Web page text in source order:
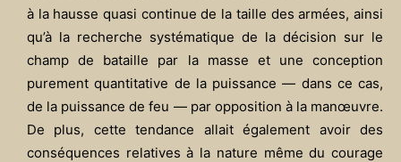
à la hausse quasi continue de la taille des armées, ainsi
qu’à la recherche systématique de la décision sur le
champ de bataille par la masse et une conception
purement quantitative de la puissance — dans ce cas,
de la puissance de feu — par opposition à la manœuvre.
De plus, cette tendance allait également avoir des
conséquences relatives à la nature même du courage